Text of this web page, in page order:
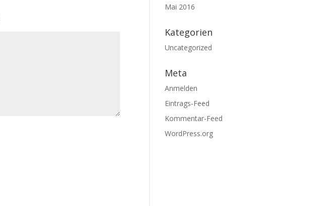
Mai 2016
Kategorien
Uncategorized
Meta
Anmelden
Eintrags-Feed
Kommentar-Feed
WordPress.org